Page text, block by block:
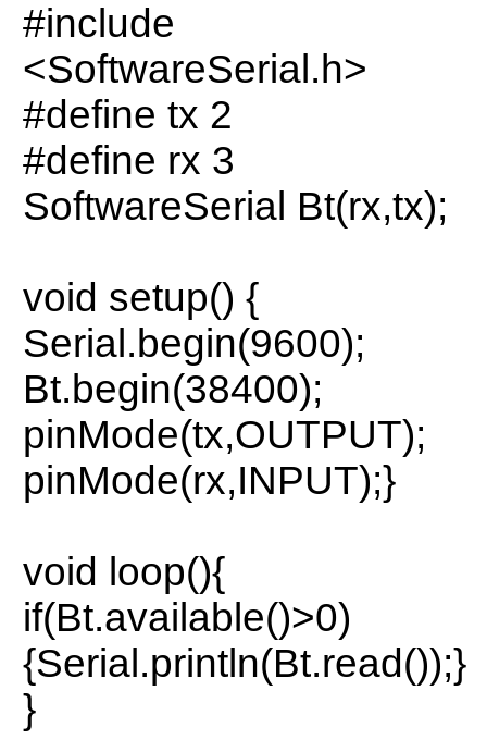
#include
<SoftwareSerial.h>
#define tx 2
#define rx 3
SoftwareSerial Bt(rx,tx);
void setup() {
Serial.begin(9600);
Bt.begin(38400);
pinMode(tx,OUTPUT);
pinMode(rx,INPUT);}
void loop(){
if(Bt.available()>0)
{Serial.println(Bt.read());}
}